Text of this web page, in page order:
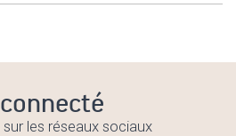
les réseaux sociaux